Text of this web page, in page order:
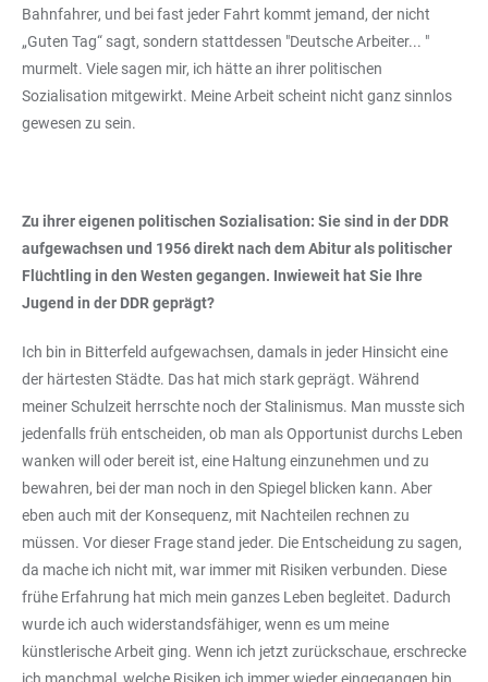
Bahnfahrer, und bei fast jeder Fahrt kommt jemand, der nicht
„Guten Tag“ sagt, sondern stattdessen "Deutsche Arbeiter... "
murmelt. Viele sagen mir, ich hätte an ihrer politischen
Sozialisation mitgewirkt. Meine Arbeit scheint nicht ganz sinnlos
gewesen zu sein.
Zu ihrer eigenen politischen Sozialisation: Sie sind in der DDR
aufgewachsen und 1956 direkt nach dem Abitur als politischer
Flüchtling in den Westen gegangen. Inwieweit hat Sie Ihre
Jugend in der DDR geprägt?
Ich bin in Bitterfeld aufgewachsen, damals in jeder Hinsicht eine
der härtesten Städte. Das hat mich stark geprägt. Während
meiner Schulzeit herrschte noch der Stalinismus. Man musste sich
jedenfalls früh entscheiden, ob man als Opportunist durchs Leben
wanken will oder bereit ist, eine Haltung einzunehmen und zu
bewahren, bei der man noch in den Spiegel blicken kann. Aber
eben auch mit der Konsequenz, mit Nachteilen rechnen zu
müssen. Vor dieser Frage stand jeder. Die Entscheidung zu sagen,
da mache ich nicht mit, war immer mit Risiken verbunden. Diese
frühe Erfahrung hat mich mein ganzes Leben begleitet. Dadurch
wurde ich auch widerstandsfähiger, wenn es um meine
künstlerische Arbeit ging. Wenn ich jetzt zurückschaue, erschrecke